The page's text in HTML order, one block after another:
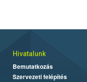
Hivatalunk
Bemutatkozás
Szervezeti felépítés